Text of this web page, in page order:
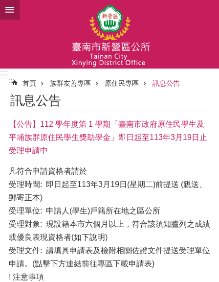
跳到主要內容區塊
:::
:::
首頁 族群友善專區 原住民專區 訊息公告
訊息公告
【公告】112 學年度第 1 學期「臺南市政府原住民學生及
平埔族群原住民學生獎助學金」即日起至113年3月19日止
受理申請中
凡符合申請資格者請於
受理時間: 即日起至113年3月19日(星期二)前提送 (親送、
郵寄正本)
受理單位: 申請人(學生)戶籍所在地之區公所
受理對象: 現設籍本市六個月以上，符合該須知臚列之成績
或優良表現資格者(如下說明)
受理文件: 請填具申請表及檢附相關佐證文件提送受理單位
申請。(點擊下方連結前往專區下載申請表)
! 注意事項